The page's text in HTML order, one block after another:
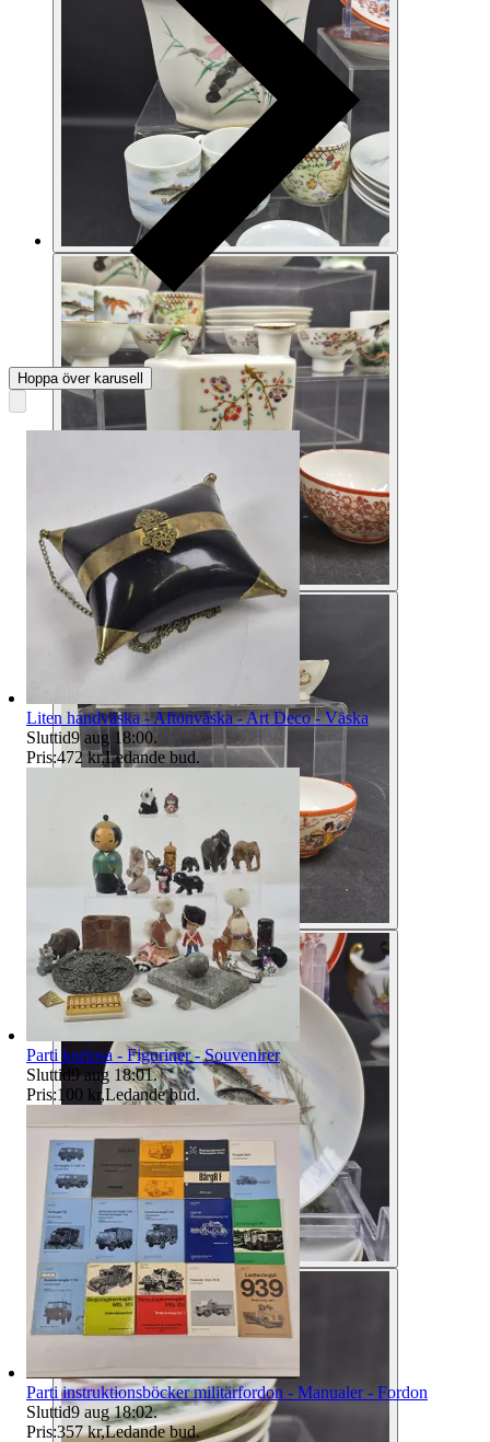
Hoppa över karusell
Liten handväska - Aftonväska - Art Deco - Väska
Sluttid9 aug 18:00.
Pris:472 kr,Ledande bud.
Parti kuriosa - Figuriner - Souvenirer
Sluttid9 aug 18:01.
Pris:100 kr,Ledande bud.
Parti instruktionsböcker militärfordon - Manualer - Fordon
Sluttid9 aug 18:02.
Pris:357 kr,Ledande bud.